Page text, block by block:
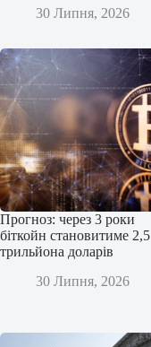
30 Липня, 2026
Прогноз: через 3 роки
біткойн становитиме 2,5
трильйона доларів
30 Липня, 2026